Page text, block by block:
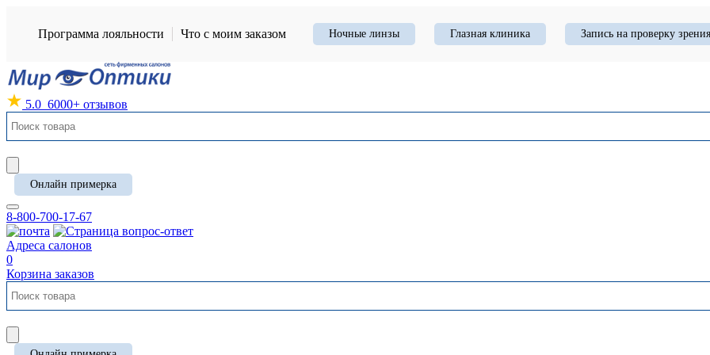
Программа лояльности Что с моим заказом Ночные линзы Глазная клиника Запись на проверку зрения
5.0 6000+ отзывов
Онлайн примерка
8-800-700-17-67
Адреса салонов
0
Корзина заказов